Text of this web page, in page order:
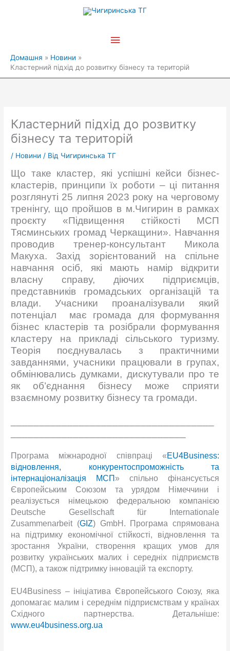
Головне
Домашня
Новини
Кластерний підхід до розвитку бізнесу та територій
Кластерний підхід до розвитку
бізнесу та територій
/ Новини / Від Чигиринська ТГ
Що таке кластер, які успішні кейси бізнес-
кластерів, принципи їх роботи – ці питання
розглянуті 25 липня 2023 року на черговому
тренінгу, що пройшов в м.Чигирин в рамках
проєкту «Підвищення стійкості МСП
Тясминських громад Черкащини». Навчання
проводив тренер-консультант Микола
Макуха. Захід зорієнтований на спільне
навчання осіб, які мають намір відкрити
власну справу, діючих підприємців,
представників громадських організацій та
влади. Учасники проаналізували який
потенціал має громада для формування
бізнес кластерів та розібрали формування
кластеру на прикладі сільського туризму.
Теорія поєднувалась з практичними
завданнями, учасники працювали в групах,
обмінювались думками, дискутували про те
як об’єднання бізнесу може сприяти
взаємному розвитку бізнесу та громади.
Програма міжнародної співпраці «EU4Business:
відновлення, конкурентоспроможність та
інтернаціоналізація МСП » спільно фінансується
Європейським Союзом та урядом Німеччини і
реалізується німецькою федеральною компанією
Deutsche Gesellschaft für Internationale
Zusammenarbeit (GIZ) GmbH. Програма спрямована
на підтримку економічної стійкості, відновлення та
зростання України, створення кращих умов для
розвитку українських малих і середніх підприємств
(МСП), а також підтримку інновацій та експорту.
EU4Business – ініціатива Європейського Союзу, яка
допомагає малим і середнім підприємствам у країнах
Східного партнерства. Детальніше:
www.eu4business.org.ua